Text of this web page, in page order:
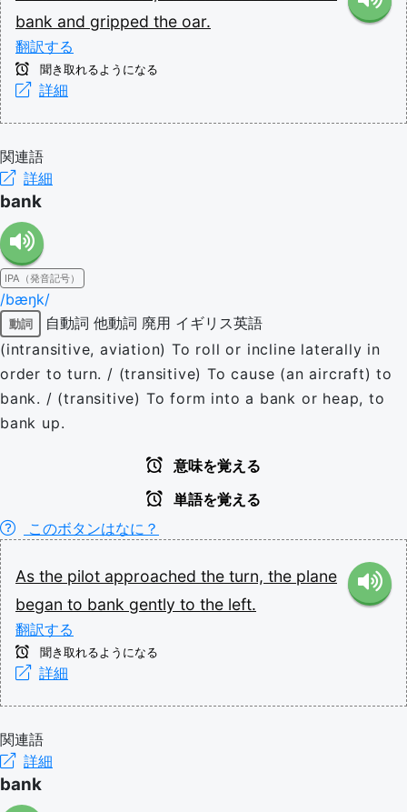
bank and gripped the oar.
翻訳する
聞き取れるようになる
詳細
関連語
詳細
bank
IPA（発音記号）
/bæŋk/
動詞 自動詞 他動詞 廃用 イギリス英語
(intransitive, aviation) To roll or incline laterally in
order to turn. / (transitive) To cause (an aircraft) to
bank. / (transitive) To form into a bank or heap, to
bank up.
意味を覚える
単語を覚える
このボタンはなに？
As the pilot approached the turn, the plane
began to bank gently to the left.
翻訳する
聞き取れるようになる
詳細
関連語
詳細
bank